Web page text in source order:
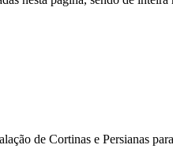
de Cortinas e Persianas